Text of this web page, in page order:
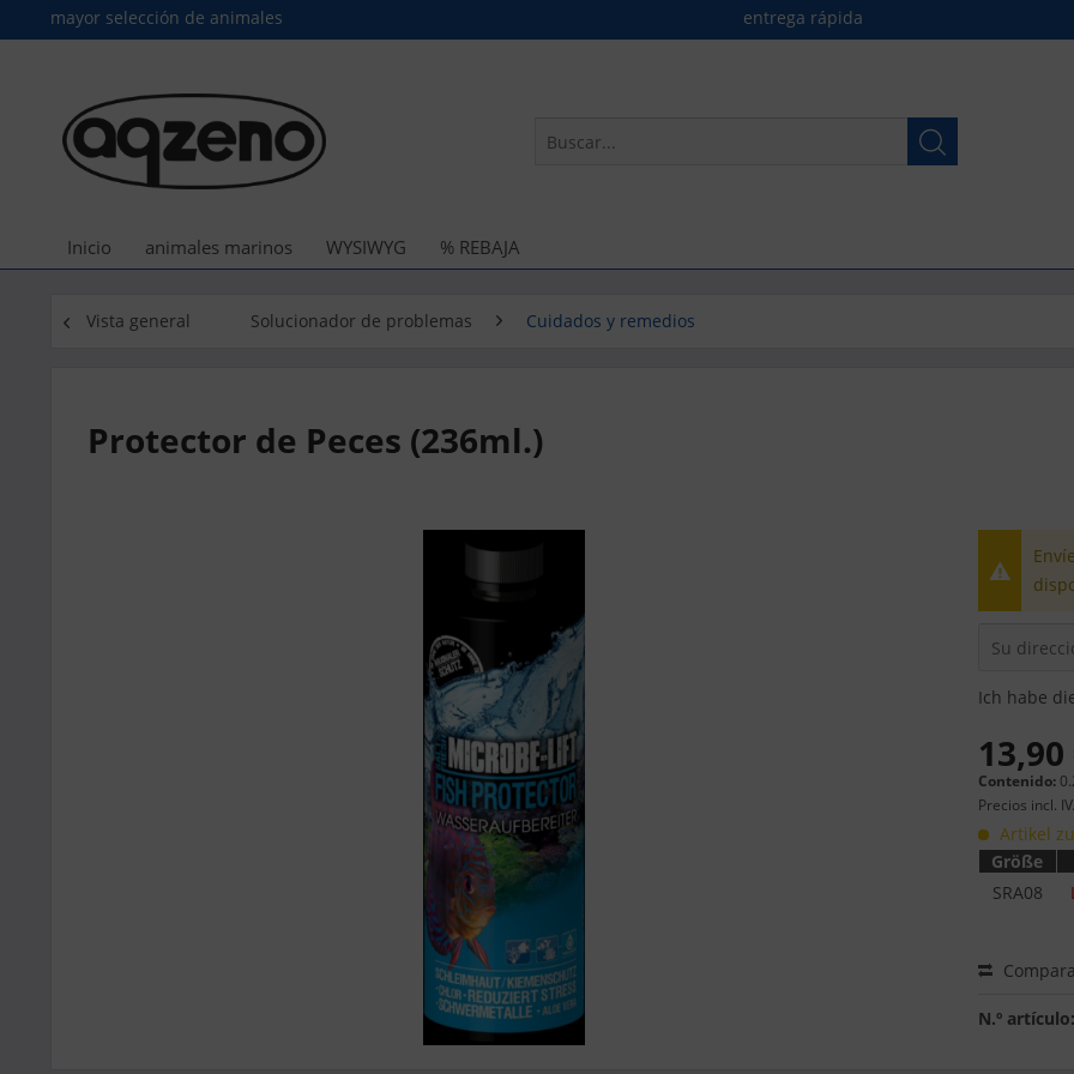
mayor selección de animales entrega rápida
Inicio animales marinos WYSIWYG % REBAJA
Vista general Solucionador de problemas Cuidados y remedios
Protector de Peces (236ml.)
Ich habe
Contenido:
Precios incl.
Artikel
Größe
SRA08
N.º artículo: